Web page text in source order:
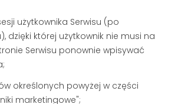
użytkownika Serwisu (po
dzięki której użytkownik nie musi na
Serwisu ponownie wpisywać
określonych powyżej w części
marketingowe";